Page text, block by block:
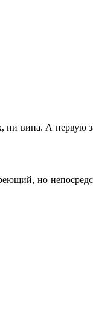
вина. А первую
но